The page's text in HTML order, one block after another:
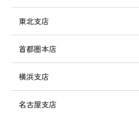
東北支店
首都圏本店
横浜支店
名古屋支店